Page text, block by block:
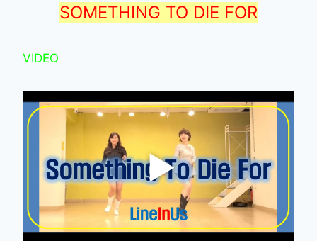
SOMETHING TO DIE FOR
VIDEO